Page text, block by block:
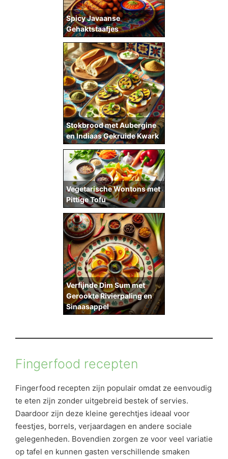
Spicy Javaanse
Gehaktstaafjes
Stokbrood met Aubergine
en Indiaas Gekruide Kwark
Vegetarische Wontons met
Pittige Tofu
Verfijnde Dim Sum met
Gerookte Rivierpaling en
Sinaasappel
Fingerfood recepten
Fingerfood recepten zijn populair omdat ze eenvoudig
te eten zijn zonder uitgebreid bestek of servies.
Daardoor zijn deze kleine gerechtjes ideaal voor
feestjes, borrels, verjaardagen en andere sociale
gelegenheden. Bovendien zorgen ze voor veel variatie
op tafel en kunnen gasten verschillende smaken